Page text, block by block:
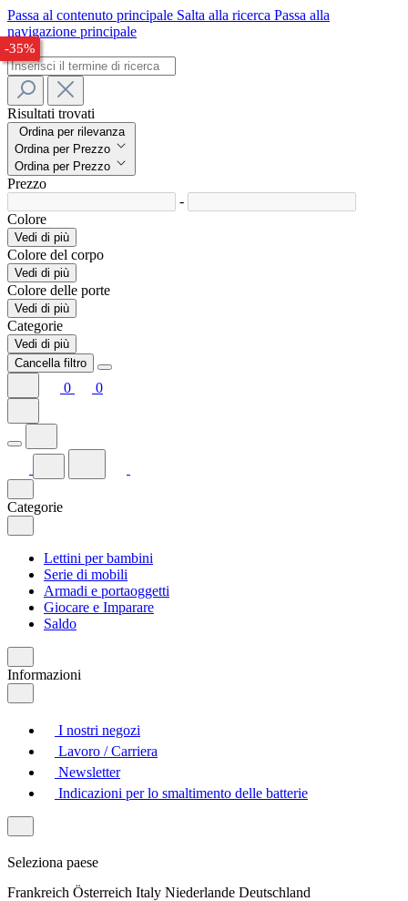
Passa al contenuto principale Salta alla ricerca Passa alla
navigazione principale
Risultati trovati
Ordina per rilevanza
Ordina per Prezzo
Ordina per Prezzo
Prezzo
-
Colore
Vedi di più
Colore del corpo
Vedi di più
Colore delle porte
Vedi di più
Categorie
Vedi di più
Cancella filtro
0 0
Categorie
Lettini per bambini
Serie di mobili
Armadi e portaoggetti
Giocare e Imparare
Saldo
Informazioni
I nostri negozi
Lavoro / Carriera
Newsletter
Indicazioni per lo smaltimento delle batterie
Seleziona paese
Frankreich Österreich Italy Niederlande Deutschland
-32%
-36%
-35%